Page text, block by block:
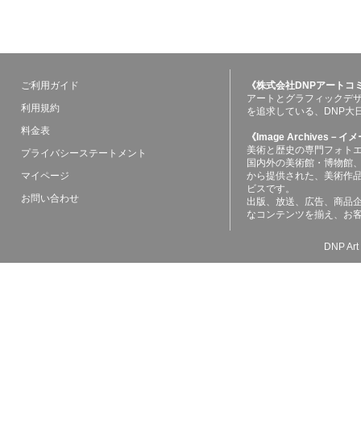
ご利用ガイド
利用規約
料金表
プライバシーステートメント
マイページ
お問い合わせ
《株式会社DNPアート
アートとグラフィックデ
を追求している、DNP大
《Image Archives－イ
美術と歴史の専門フォト
国内外の美術館・博物館
から提供された、美術作
ビスです。
出版、放送、広告、商品
なコンテンツを揃え、お
DNP